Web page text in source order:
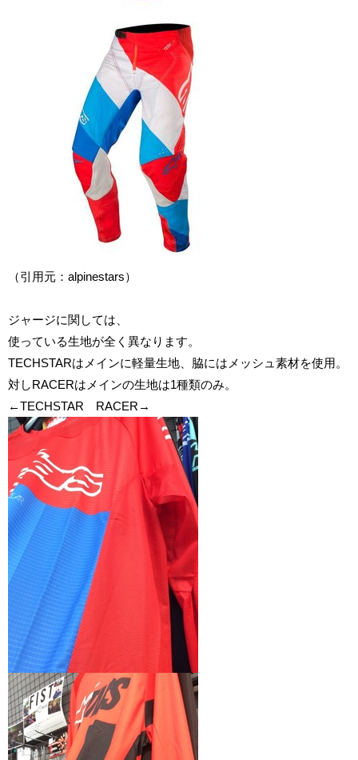
（引用元： alpinestars）
ジャージに関しては、
使っている生地が全く異なります。
TECHSTARはメインに軽量生地、脇にはメッシュ素材を使用。
対しRACERはメインの生地は1種類のみ。
←TECHSTAR RACER→